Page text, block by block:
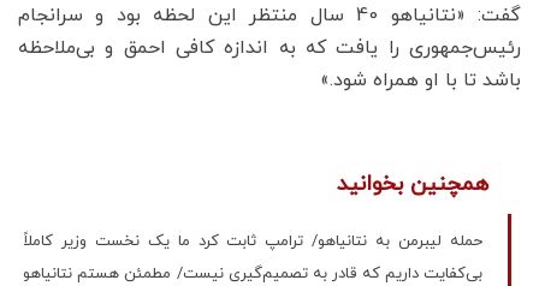
گفت: «نتانیاهو 40 سال منتظر این لحظه بود و سرانجام
رئیس‌جمهوری را یافت که به اندازه کافی احمق و بی‌ملاحظه
باشد تا با او همراه شود.»
همچنین بخوانید
حمله لیبرمن به نتانیاهو/ ترامپ ثابت کرد ما یک نخست وزیر کاملاً
بی‌کفایت داریم که قادر به تصمیم‌گیری نیست/ مطمئن هستم نتانیاهو